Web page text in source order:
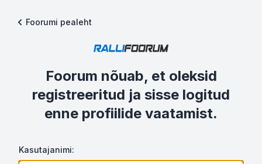
Foorumi pealeht
Foorum nõuab, et oleksid
registreeritud ja sisse logitud
enne profiilide vaatamist.
Kasutajanimi: